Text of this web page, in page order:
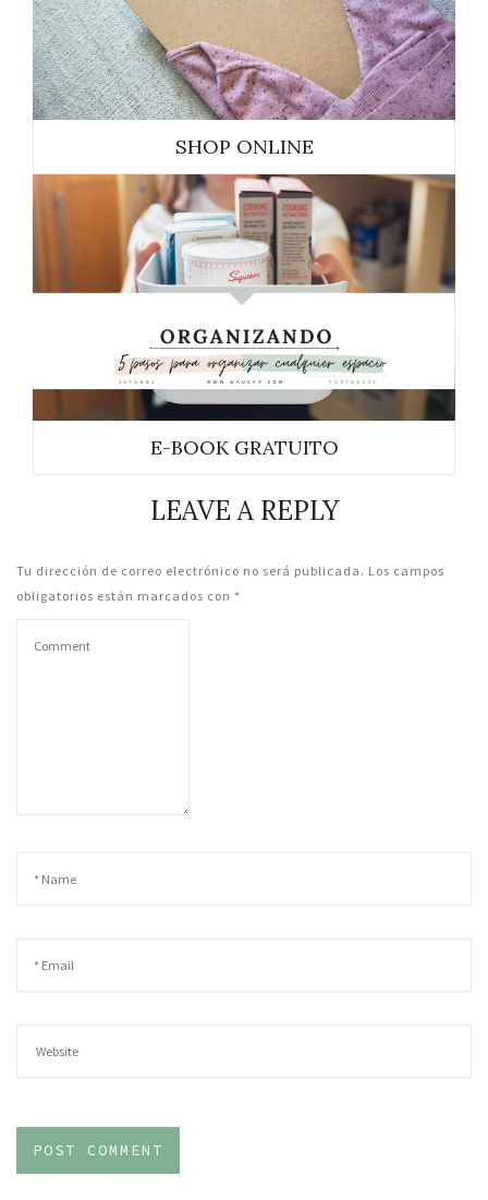
SHOP ONLINE
E-BOOK GRATUITO
LEAVE A REPLY
Tu dirección de correo electrónico no será publicada. Los campos
obligatorios están marcados con *